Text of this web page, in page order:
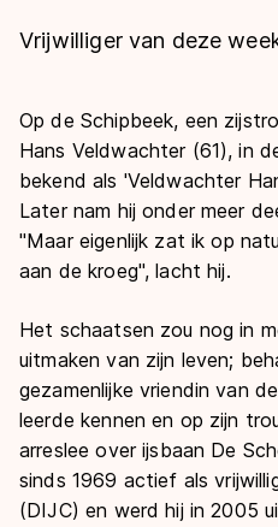
Shorttrack
Inlineskaten
Schoonrijden
Natuurijs
Uitslagen
Shorttrack
Marathon
Inlineskaten
Kunstschaatsen
Tijden & historie
Ranglijsten Langebaan
Persoonlijke records &
Historie & statistiek
De weg op
Inschrijven wedstrijden
Deze zomer de weg op
Waar kan ik schaatsen en
Schaatsfans
Alles voor jou als schaatsfan
Evenementen
Tickets
Word schaatsfan!
Olympische
Olympische Spelen
Medaille overzicht
Medaillespiegel
Vrijwilliger van deze
Op de Schipbeek, een
Hans Veldwachter (61), in
bekend als 'Veldwachter
Later nam hij onder meer
"Maar eigenlijk zat ik op
aan de kroeg", lacht hij.
Het schaatsen zou nog in
uitmaken van zijn leven;
gezamenlijke vriendin van
leerde kennen en op zijn
arreslee over ijsbaan De
sinds 1969 actief als
(DIJC) en werd hij in 2005